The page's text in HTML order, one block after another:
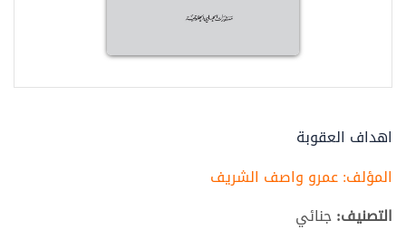
اهداف العقوبة
المؤلف:عمرو واصف الشريف
التصنيف:جنائي